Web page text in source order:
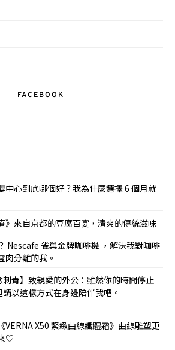
FACEBOOK
中心到底哪個好？我為什麼選擇 6 個月就
》來自京都的豆腐百宴，清爽的傳統滋味
Nescafe 雀巢金牌咖啡機 ，解決我對咖啡
肉分離的我。
刺青】致親愛的外公：雖然你的時間停止
請以這樣方式在身邊陪伴我吧。
VERNA X50 緊緻曲線纖體霜》曲線雕塑更
♡